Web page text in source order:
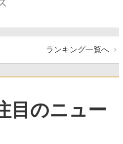
ランキング一覧へ
目のニュー